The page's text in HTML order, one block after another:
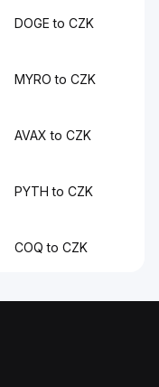
DOGE to CZK
MYRO to CZK
AVAX to CZK
PYTH to CZK
COQ to CZK